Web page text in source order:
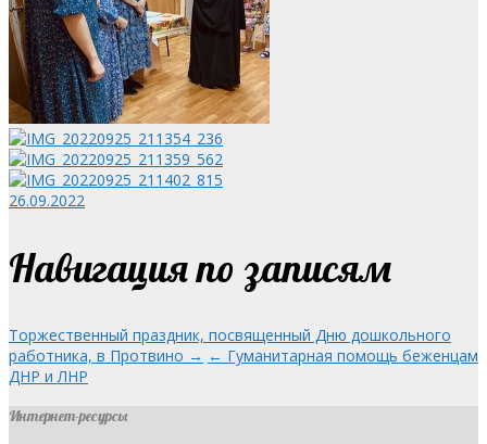
26.09.2022
Навигация по записям
Торжественный праздник, посвященный Дню дошкольного
работника, в Протвино → ← Гуманитарная помощь беженцам
ДНР и ЛНР
Интернет-ресурсы